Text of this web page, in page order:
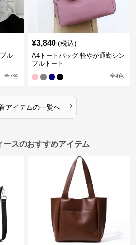
ル
全7色
¥3,840 (税込)
A4トートバッグ 軽やか通勤シン
プルトート
全4色
アイテムの一覧へ ›
スのおすすめアイテム